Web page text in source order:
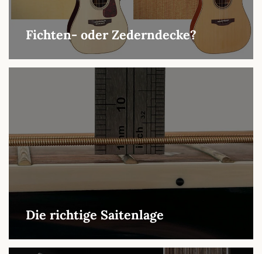
Fichten- oder Zederndecke?
Die richtige Saitenlage